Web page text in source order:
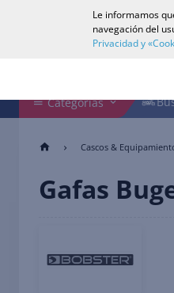
Categorías
Cascos &
Gafas
Le informamos
navegación del
Privacidad y